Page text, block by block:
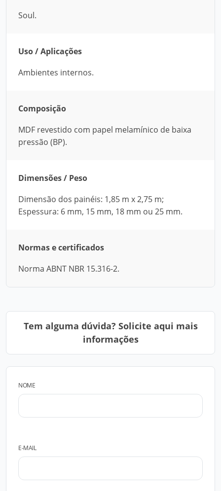
Soul.
Uso / Aplicações
Ambientes internos.
Composição
MDF revestido com papel melamínico de baixa
pressão (BP).
Dimensões / Peso
Dimensão dos painéis: 1,85 m x 2,75 m;
Espessura: 6 mm, 15 mm, 18 mm ou 25 mm.
Normas e certificados
Norma ABNT NBR 15.316-2.
Tem alguma dúvida? Solicite aqui mais
informações
NOME
E-MAIL